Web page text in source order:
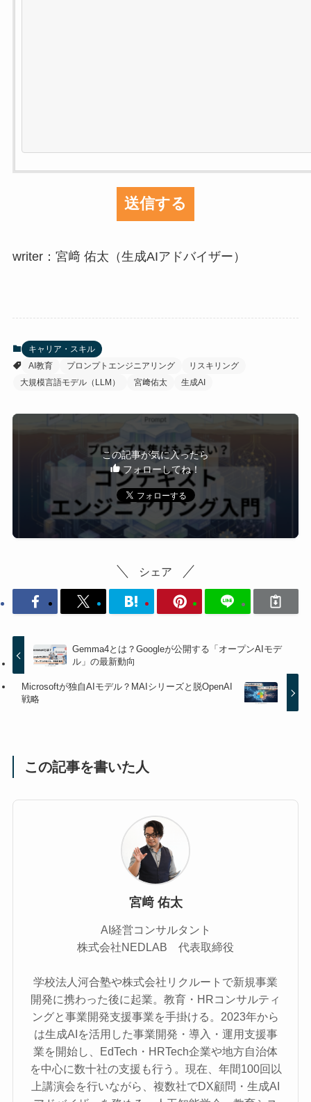
writer：宮﨑 佑太（生成AIアドバイザー）
キャリア・スキル
AI教育
プロンプトエンジニアリング
リスキリング
大規模言語モデル（LLM）
宮﨑佑太 生成AI
この記事が気に入ったら
フォローしてね！
シェア
Gemma4とは？Googleが公開する「オープンAIモデ
ル」の最新動向
Microsoftが独自AIモデル？MAIシリーズと脱OpenAI
戦略
この記事を書いた人
宮﨑 佑太
AI経営コンサルタント
株式会社NEDLAB 代表取締役
学校法人河合塾や株式会社リクルートで新規事業
開発に携わった後に起業。教育・HRコンサルティ
ングと事業開発支援事業を手掛ける。2023年から
は生成AIを活用した事業開発・導入・運用支援事
業を開始し、EdTech・HRTech企業や地方自治体
を中心に数十社の支援も行う。現在、年間100回以
上講演会を行いながら、複数社でDX顧問・生成AI